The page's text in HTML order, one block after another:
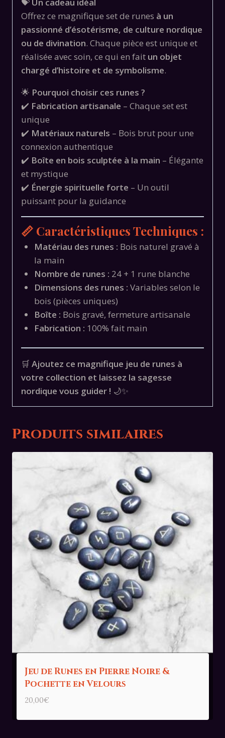
💝 Un cadeau idéal
Offrez ce magnifique set de runes à un
passionné d’ésotérisme, de culture nordique
ou de divination. Chaque pièce est unique et
réalisée avec soin, ce qui en fait un objet
chargé d’histoire et de symbolisme.
🌟 Pourquoi choisir ces runes ?
✔️ Fabrication artisanale – Chaque set est
unique
✔️ Matériaux naturels – Bois brut pour une
connexion authentique
✔️ Boîte en bois sculptée à la main – Élégante
et mystique
✔️ Énergie spirituelle forte – Un outil
puissant pour la guidance
📏 Caractéristiques Techniques :
Matériau des runes : Bois naturel gravé à
la main
Nombre de runes : 24 + 1 rune blanche
Dimensions des runes : Variables selon le
bois (pièces uniques)
Boîte : Bois gravé, fermeture artisanale
Fabrication : 100% fait main
🛒 Ajoutez ce magnifique jeu de runes à
votre collection et laissez la sagesse
nordique vous guider ! 🌙✨
Produits similaires
Jeu de Runes en Pierre Noire &
Pochette en Velours
20,00€